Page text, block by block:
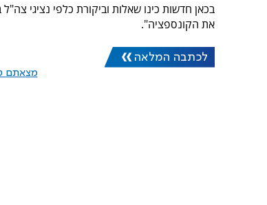
בכאן חדשות כינו שאלות וביקורת כלפי נציגי
את הקונספציה".
לכתבה המלאה
מצאתם